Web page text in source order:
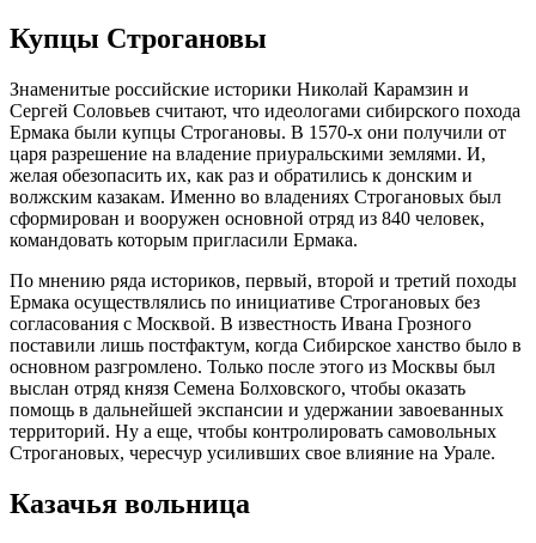
Купцы Строгановы
Знаменитые российские историки Николай Карамзин и
Сергей Соловьев считают, что идеологами сибирского похода
Ермака были купцы Строгановы. В 1570-х они получили от
царя разрешение на владение приуральскими землями. И,
желая обезопасить их, как раз и обратились к донским и
волжским казакам. Именно во владениях Строгановых был
сформирован и вооружен основной отряд из 840 человек,
командовать которым пригласили Ермака.
По мнению ряда историков, первый, второй и третий походы
Ермака осуществлялись по инициативе Строгановых без
согласования с Москвой. В известность Ивана Грозного
поставили лишь постфактум, когда Сибирское ханство было в
основном разгромлено. Только после этого из Москвы был
выслан отряд князя Семена Болховского, чтобы оказать
помощь в дальнейшей экспансии и удержании завоеванных
территорий. Ну а еще, чтобы контролировать самовольных
Строгановых, чересчур усиливших свое влияние на Урале.
Казачья вольница